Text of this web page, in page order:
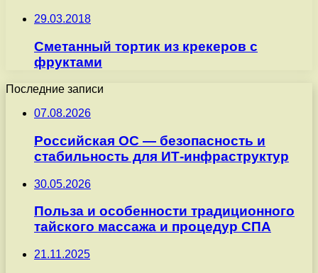
29.03.2018
Сметанный тортик из крекеров с
фруктами
Последние записи
07.08.2026
Российская ОС — безопасность и
стабильность для ИТ-инфраструктур
30.05.2026
Польза и особенности традиционного
тайского массажа и процедур СПА
21.11.2025